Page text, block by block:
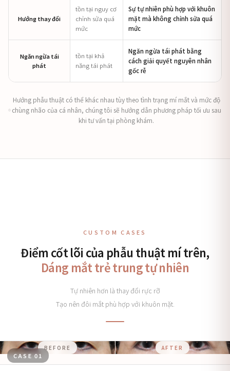
Hướng thay đổi
tồn tại nguy cơ
chỉnh sửa quá
mức
Sự tự nhiên phù hợp với khuôn
mặt mà không chỉnh sửa quá
mức
Ngăn ngừa tái
phát
tồn tại khả
năng tái phát
Ngăn ngừa tái phát bằng
cách giải quyết nguyên nhân
gốc rễ
Hướng phẫu thuật có thể khác nhau tùy theo tình trạng mí mắt và mức độ
chùng nhão của cá nhân, chúng tôi sẽ hướng dẫn phương pháp tối ưu sau
khi tư vấn tại phòng khám.
CUSTOM CASES
Điểm cốt lõi của phẫu thuật mí trên,
Dáng mắt trẻ trung tự nhiên
Tự nhiên hơn là thay đổi rực rỡ
Tạo nên đôi mắt phù hợp với khuôn mặt.
CASE 01
BEFORE AFTER